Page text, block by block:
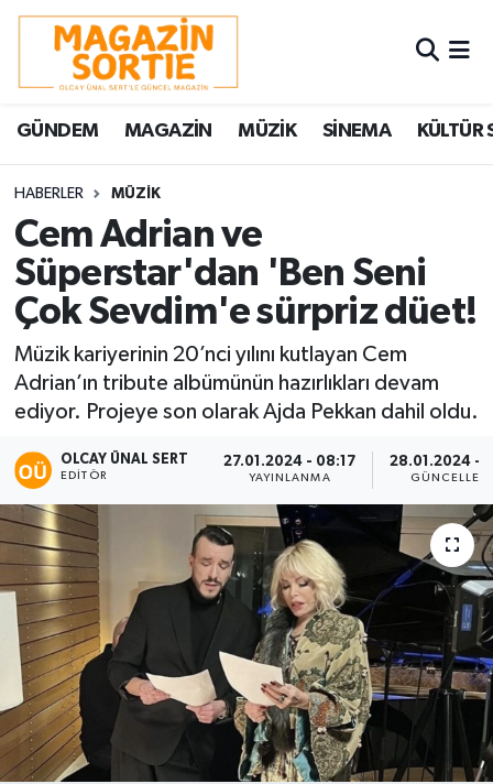
GÜNDEM MAGAZİN MÜZİK SİNEMA KÜLTÜR
HABERLER MÜZİK
Cem Adrian ve
Süperstar'dan 'Ben Seni
Çok Sevdim'e sürpriz düet!
Müzik kariyerinin 20’nci yılını kutlayan Cem
Adrian’ın tribute albümünün hazırlıkları devam
ediyor. Projeye son olarak Ajda Pekkan dahil oldu.
OLCAY ÜNAL SERT
EDITÖR
27.01.2024 - 08:17
YAYINLANMA
28.01.2024 -
Nöbetçi Eczaneler
Hava Durumu
Trafik Durumu
Süper Lig Puan Durumu ve Fikstür
Tüm Manşetler
Son Dakika Haberleri
Haber Arşivi